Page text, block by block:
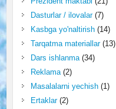
Dasturlar / ilovalar(7)
Kasbga yo'naltirish(14)
Tarqatma materiallar(13)
Dars ishlanma(34)
Reklama(2)
Masalalarni yechish(1)
Ertaklar(2)